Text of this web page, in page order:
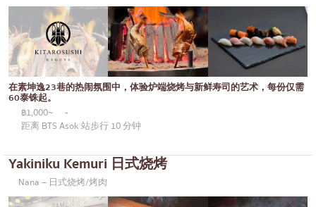
在素坤逸23巷的热闹氛围中，体验炉端烧烤与新鲜寿司的艺术，每份仅需
60泰铢起。
฿1,000~
-
距离 BTS Asok 站步行 10 分钟
Yakiniku Kemuri 日式烧烤
Nana – 日式烧烤/烤肉